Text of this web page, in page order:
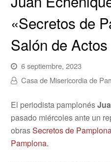
«Secretos de
Salón de Actos
6 septiembre, 2023
Casa de Misericordia de
El periodista pamplonés
pasado miércoles ante un
obrasSecretos de
Pamplona.